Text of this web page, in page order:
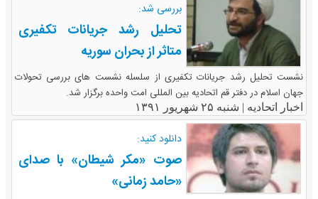
بررسی شد:
تحلیل رشد جریانات تکفیری
متاثر از بحران سوریه
نشست تحلیل رشد جریانات تکفیری از سلسله نشست های بررسی تحولات
جهان اسلام در دفتر قم اتحادیه بین المللی امت واحده برگزار شد.
اخبار اتحادیه | شنبه ۲۵ شهریور ۱۳۹۱
دانلود کنید:
صوت «مکر شیطان» با صدای
«حامد زمانی»